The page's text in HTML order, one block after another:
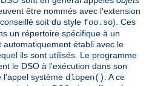
être nommés avec l'extension
soit du style foo.so). Ces
un répertoire spécifique à un
établi avec le
ils sont utilisés. Le programme
le DSO à l'exécution dans son
l'appel système dlopen() . A ce